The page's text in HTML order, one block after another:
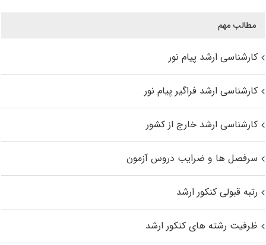
مطالب مهم
کارشناسی ارشد پیام نور
کارشناسی ارشد فراگیر پیام نور
کارشناسی ارشد خارج از کشور
سرفصل ها و ضرایب دروس آزمون
رتبه قبولی کنکور ارشد
ظرفیت رشته های کنکور ارشد